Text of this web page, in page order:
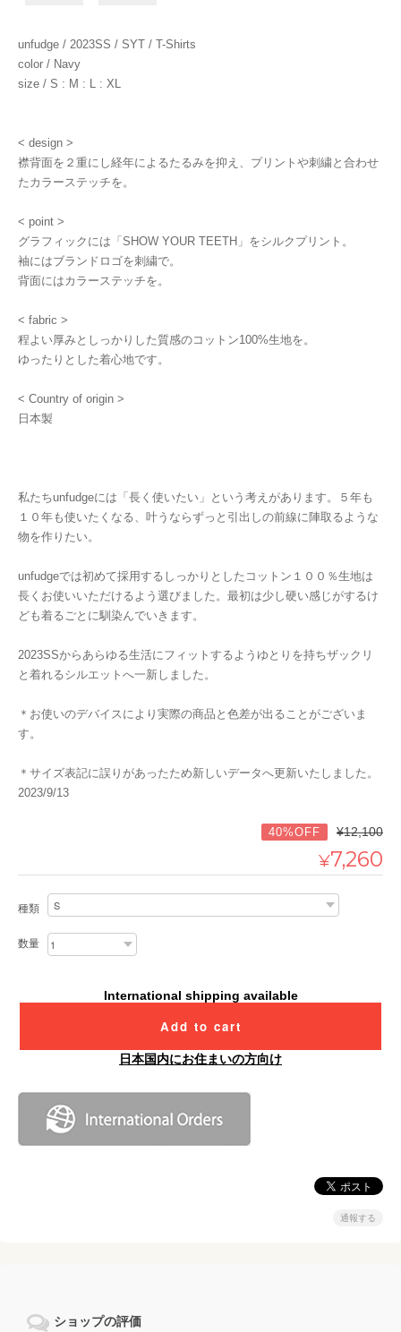
unfudge / 2023SS / SYT / T-Shirts
color / Navy
size / S : M : L : XL
< design >
襟背面を２重にし経年によるたるみを抑え、プリントや刺繍と合わせ
たカラーステッチを。
< point >
グラフィックには「SHOW YOUR TEETH」をシルクプリント。
袖にはブランドロゴを刺繍で。
背面にはカラーステッチを。
< fabric >
程よい厚みとしっかりした質感のコットン100%生地を。
ゆったりとした着心地です。
< Country of origin >
日本製
私たちunfudgeには「長く使いたい」という考えがあります。５年も
１０年も使いたくなる、叶うならずっと引出しの前線に陣取るような
物を作りたい。
unfudgeでは初めて採用するしっかりとしたコットン１００％生地は
長くお使いいただけるよう選びました。最初は少し硬い感じがするけ
ども着るごとに馴染んでいきます。
2023SSからあらゆる生活にフィットするようゆとりを持ちザックリ
と着れるシルエットへ一新しました。
＊お使いのデバイスにより実際の商品と色差が出ることがございま
す。
＊サイズ表記に誤りがあったため新しいデータへ更新いたしました。
2023/9/13
40%OFF ¥12,100
¥7,260
種類
数量
International shipping available
Add to cart
日本国内にお住まいの方向け
通報する
ショップの評価